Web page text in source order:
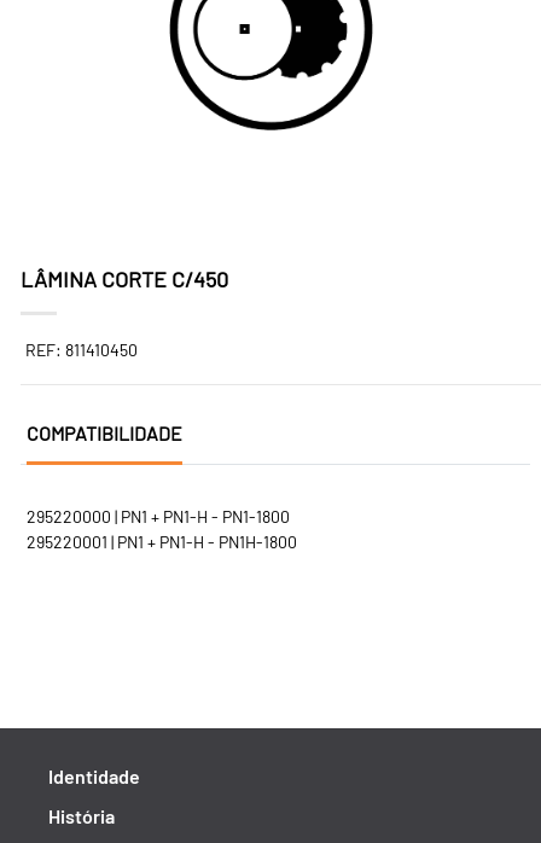
LÂMINA CORTE C/450
REF: 811410450
COMPATIBILIDADE
295220000 | PN1 + PN1-H - PN1-1800
295220001 | PN1 + PN1-H - PN1H-1800
Identidade
História